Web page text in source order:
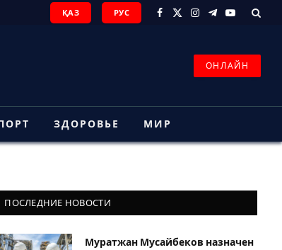
ҚАЗ РУС
Facebook
X
Instagram
Telegram
YouTube
ОНЛАЙН
ЗДОРОВЬЕ МИР
ПОСЛЕДНИЕ НОВОСТИ
Муратжан Мусайбеков назначен